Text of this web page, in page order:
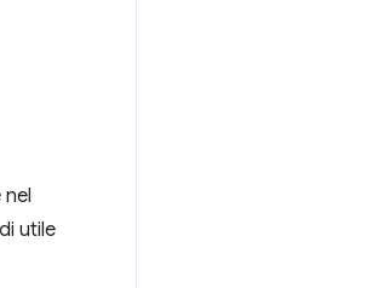
utile